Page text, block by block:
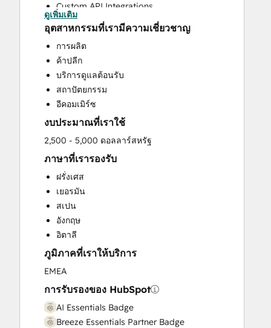
Custom API Integrations
Email Marketing
Sales and Marketing Alignment
Sales Coaching and Training
Sales Enablement
Search Engine Optimization
Website Design
ดูเพิ่มเติม
อุตสาหกรรมที่เรามีความเชี่ยวชาญ
การผลิต
ค้าปลีก
บริการดูแลต้อนรับ
สถาปัตยกรรม
อีคอมเมิร์ซ
งบประมาณที่เราใช้
2,500 - 5,000 ดอลลาร์สหรัฐ
ภาษาที่เรารองรับ
ฝรั่งเศส
เยอรมัน
สเปน
อังกฤษ
อิตาลี
ภูมิภาคที่เราให้บริการ
EMEA
การรับรองของ HubSpot
AI Essentials Badge
Breeze Essentials Partner Badge